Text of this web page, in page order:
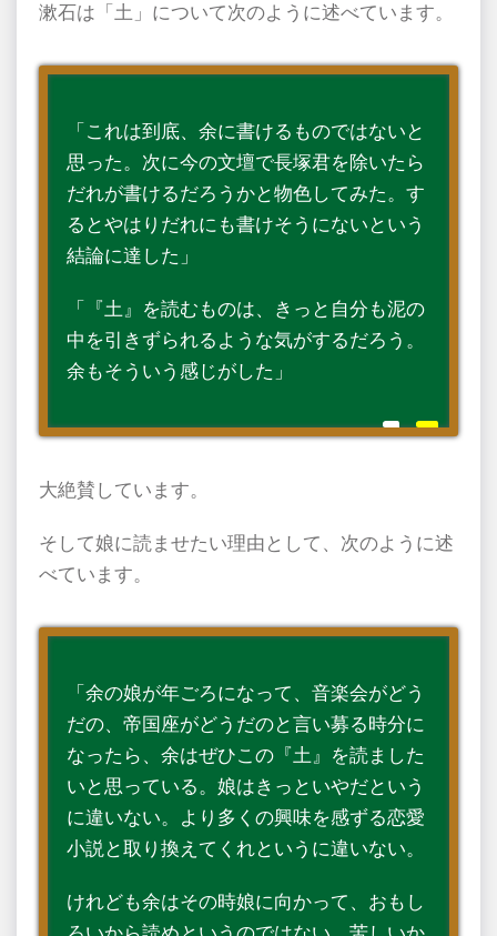
漱石は「土」について次のように述べています。
「これは到底、余に書けるものではないと
思った。次に今の文壇で長塚君を除いたら
だれが書けるだろうかと物色してみた。す
るとやはりだれにも書けそうにないという
結論に達した」
「『土』を読むものは、きっと自分も泥の
中を引きずられるような気がするだろう。
余もそういう感じがした」
大絶賛しています。
そして娘に読ませたい理由として、次のように述
べています。
「余の娘が年ごろになって、音楽会がどう
だの、帝国座がどうだのと言い募る時分に
なったら、余はぜひこの『土』を読ました
いと思っている。娘はきっといやだという
に違いない。より多くの興味を感ずる恋愛
小説と取り換えてくれというに違いない。
けれども余はその時娘に向かって、おもし